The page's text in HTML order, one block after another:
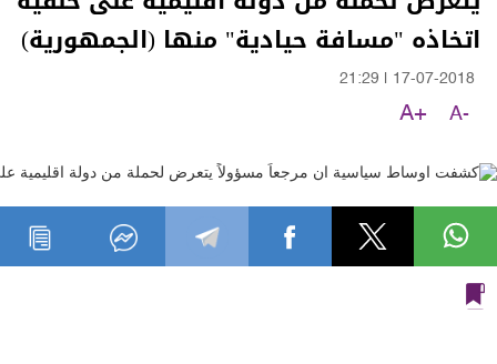
اتخاذه "مسافة حيادية" منها (الجمهورية)
17-07-2018
21:29
A-
A+